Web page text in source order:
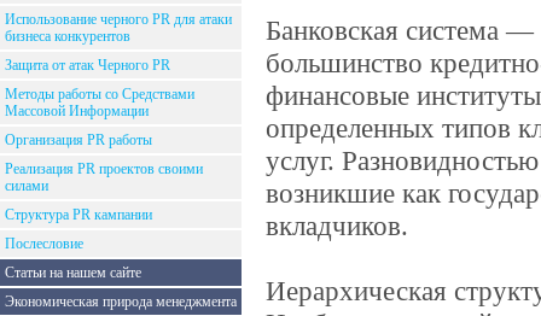
Использование черного PR для атаки
бизнеса конкурентов
Защита от атак Черного PR
Методы работы со Средствами
Массовой Информации
Организация PR работы
Реализация PR проектов своими
силами
Структура PR кампании
Послесловие
Статьи на нашем сайте
Экономическая природа менеджмента
Банковская система
большинство
финансовые
определенных типов
услуг.
возникшие как
вкладчиков.
Иерархическая